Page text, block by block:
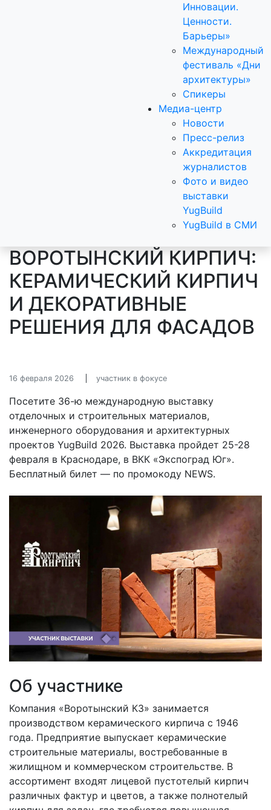
Инновации.
Ценности.
Барьеры»
Международный
фестиваль «Дни
архитектуры»
Спикеры
Медиа-центр
Новости
Пресс-релиз
Аккредитация
журналистов
Фото и видео
выставки
YugBuild
YugBuild в СМИ
ВОРОТЫНСКИЙ КИРПИЧ:
КЕРАМИЧЕСКИЙ КИРПИЧ
И ДЕКОРАТИВНЫЕ
РЕШЕНИЯ ДЛЯ ФАСАДОВ
16 февраля 2026 участник в фокусе
Посетите 36-ю международную выставку
отделочных и строительных материалов,
инженерного оборудования и архитектурных
проектов YugBuild 2026. Выставка пройдет 25-28
февраля в Краснодаре, в ВКК «Экспоград Юг».
Бесплатный билет — по промокоду NEWS.
Об участнике
Компания «Воротынский КЗ» занимается
производством керамического кирпича с 1946
года. Предприятие выпускает керамические
строительные материалы, востребованные в
жилищном и коммерческом строительстве. В
ассортимент входят лицевой пустотелый кирпич
различных фактур и цветов, а также полнотелый